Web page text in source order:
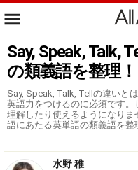
Say, Speak, Talk,
の類義語を整理！
Say, Speak, Talk, Tellの違いと
英語力をつけるのに必須です
理解したり使えるようになり
語にあたる英単語の類義語を整
水野 稚